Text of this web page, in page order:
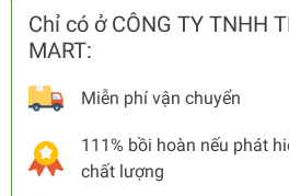
Chỉ có ở CÔNG TY TNHH
MART:
Miễn phí vận chuyển
111% bồi hoàn nếu phát
chất lượng